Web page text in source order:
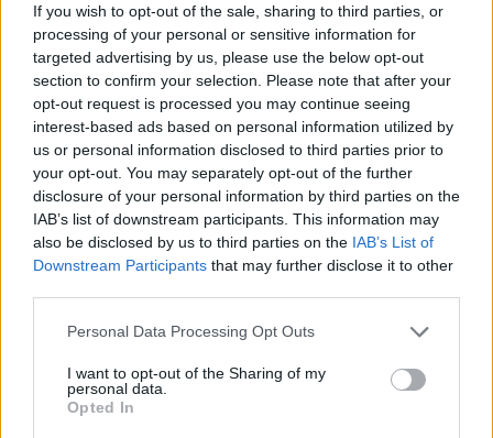
If you wish to opt-out of the sale, sharing to third parties, or
processing of your personal or sensitive information for
targeted advertising by us, please use the below opt-out
section to confirm your selection. Please note that after your
opt-out request is processed you may continue seeing
interest-based ads based on personal information utilized by
us or personal information disclosed to third parties prior to
your opt-out. You may separately opt-out of the further
disclosure of your personal information by third parties on the
IAB’s list of downstream participants. This information may
also be disclosed by us to third parties on the IAB’s List of
Downstream Participants that may further disclose it to other
Personal Data Processing Opt Outs
I want to opt-out of the Sharing of my
personal data.
Opted In
Nem csak növényrajongóknak!
– 8 arborétum, amelyet
érdemes meglátogatni
ÉLŐ BOLYGÓNK Granát-Galló Tímea 5 perc